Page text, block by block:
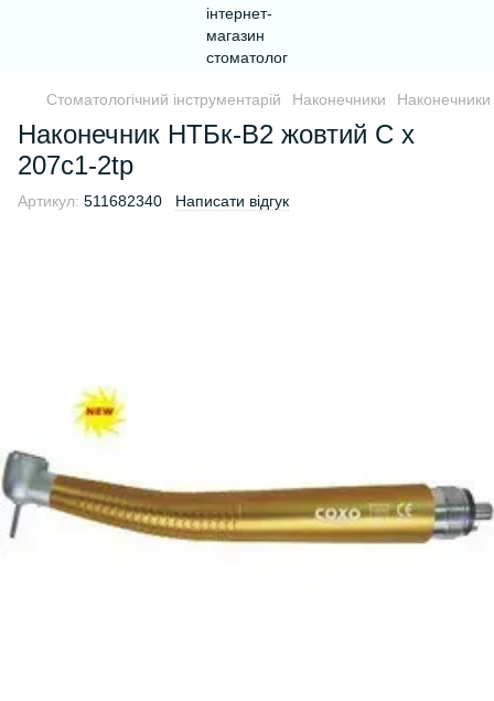
Стоматологічний інструментарій Наконечники
Наконечник НТБк-В2 жовтий C x
207c1-2tp
Артикул: 511682340 Написати відгук